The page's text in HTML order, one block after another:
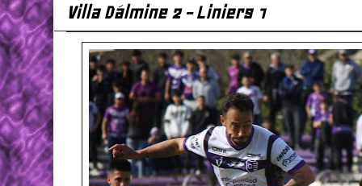
Villa Dálmine 2 - Liniers 1